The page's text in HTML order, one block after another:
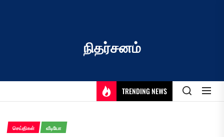
நிதர்சனம்
TRENDING NEWS
செய்திகள் வீடியோ